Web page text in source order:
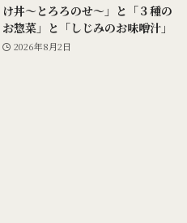
け丼～とろろのせ～」と「３種の
お惣菜」と「しじみのお味噌汁」
2026年8月2日